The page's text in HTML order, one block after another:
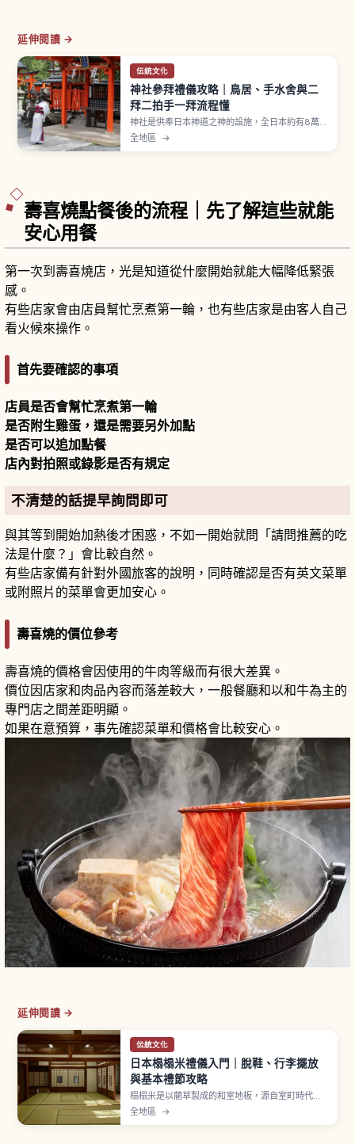
延伸閱讀 →
伝統文化
神社參拜禮儀攻略｜鳥居、手水舍與二
拜二拍手一拜流程懂
神社是供奉日本神道之神的設施，全日本約有8萬
座。參拜流程為穿過鳥居、在手水舍以一杓水淨
全地區 →
壽喜燒點餐後的流程｜先了解這些就能
安心用餐
第一次到壽喜燒店，光是知道從什麼開始就能大幅降低緊張
感。
有些店家會由店員幫忙烹煮第一輪，也有些店家是由客人自己
看火候來操作。
首先要確認的事項
店員是否會幫忙烹煮第一輪
是否附生雞蛋，還是需要另外加點
是否可以追加點餐
店內對拍照或錄影是否有規定
不清楚的話提早詢問即可
與其等到開始加熱後才困惑，不如一開始就問「請問推薦的吃
法是什麼？」會比較自然。
有些店家備有針對外國旅客的說明，同時確認是否有英文菜單
或附照片的菜單會更加安心。
壽喜燒的價位參考
壽喜燒的價格會因使用的牛肉等級而有很大差異。
價位因店家和肉品內容而落差較大，一般餐廳和以和牛為主的
專門店之間差距明顯。
如果在意預算，事先確認菜單和價格會比較安心。
延伸閱讀 →
伝統文化
日本榻榻米禮儀入門｜脫鞋、行李擺放
與基本禮節攻略
榻榻米是以藺草製成的和室地板，源自室町時代以
後鋪滿房間的形式。進入和室前須脫鞋並擺正鞋尖
全地區 →